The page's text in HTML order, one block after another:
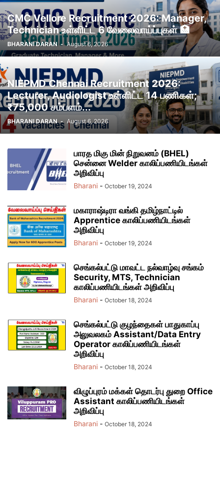
CMC Vellore Recruitment 2026: Manager,
Technician உள்ளிட்ட 6 வேலைவாய்ப்புகள் 🏥
BHARANI DARAN - August 6, 2026
NIEPMD Chennai Recruitment 2026:
Lecturer, Audiologist உள்ளிட்ட 14 பணிகள்;
₹75,000 சம்பளம்...
BHARANI DARAN - August 6, 2026
பாரத மிகு மின் நிறுவனம் (BHEL)
சென்னை Welder காலிப்பணியிடங்கள்
அறிவிப்பு
Bharani - October 19, 2024
மகாராஷ்டிரா வங்கி தமிழ்நாட்டில்
Apprentice காலிப்பணியிடங்கள்
அறிவிப்பு
Bharani - October 19, 2024
செங்கல்பட்டு மாவட்ட நல்வாழ்வு சங்கம்
Security, MTS, Technician
காலிப்பணியிடங்கள் அறிவிப்பு
Bharani - October 18, 2024
செங்கல்பட்டு குழந்தைகள் பாதுகாப்பு
அலுவலகம் Assistant/Data Entry
Operator காலிப்பணியிடங்கள்
அறிவிப்பு
Bharani - October 18, 2024
விழுப்புரம் மக்கள் தொடர்பு துறை Office
Assistant காலிப்பணியிடங்கள்
அறிவிப்பு
Bharani - October 18, 2024